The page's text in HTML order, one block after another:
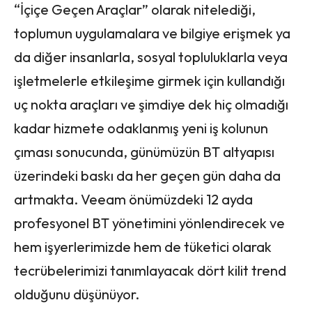
“İçiçe Geçen Araçlar” olarak nitelediği,
toplumun uygulamalara ve bilgiye erişmek ya
da diğer insanlarla, sosyal topluluklarla veya
işletmelerle etkileşime girmek için kullandığı
uç nokta araçları ve şimdiye dek hiç olmadığı
kadar hizmete odaklanmış yeni iş kolunun
çıması sonucunda, günümüzün BT altyapısı
üzerindeki baskı da her geçen gün daha da
artmakta. Veeam önümüzdeki 12 ayda
profesyonel BT yönetimini yönlendirecek ve
hem işyerlerimizde hem de tüketici olarak
tecrübelerimizi tanımlayacak dört kilit trend
olduğunu düşünüyor.